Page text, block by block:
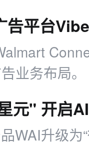
业务布局。
WAI升级为